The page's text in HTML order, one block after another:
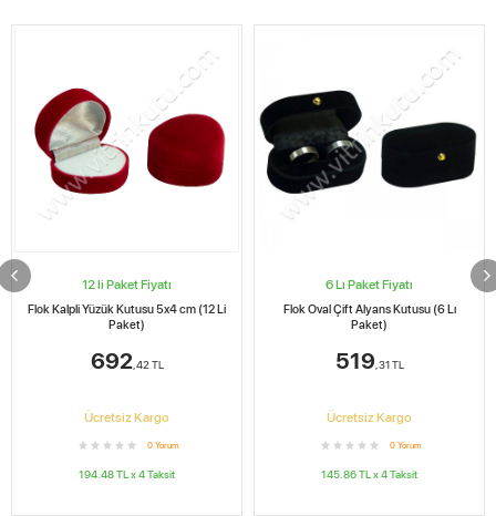
12 li Paket Fiyatı
Flok Kalpli Yüzük Kutusu 5x4 cm (12 Li
Paket)
692,42 TL
Ücretsiz Kargo
0 Yorum
194.48TL x4Taksit
6 Lı Paket Fiyatı
Flok Oval Çift Alyans Kutusu (6 Lı
Paket)
519,31TL
Ücretsiz Kargo
0 Yorum
145.86TL x4Taksit